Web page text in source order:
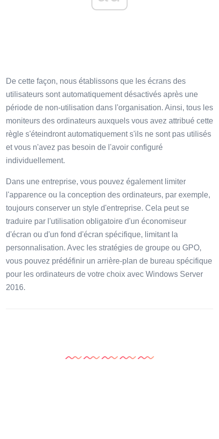
De cette façon, nous établissons que les écrans des
utilisateurs sont automatiquement désactivés après une
période de non-utilisation dans l'organisation. Ainsi, tous les
moniteurs des ordinateurs auxquels vous avez attribué cette
règle s'éteindront automatiquement s'ils ne sont pas utilisés
et vous n'avez pas besoin de l'avoir configuré
individuellement.
Dans une entreprise, vous pouvez également limiter
l'apparence ou la conception des ordinateurs, par exemple,
toujours conserver un style d'entreprise. Cela peut se
traduire par l'utilisation obligatoire d'un économiseur
d'écran ou d'un fond d'écran spécifique, limitant la
personnalisation. Avec les stratégies de groupe ou GPO,
vous pouvez prédéfinir un arrière-plan de bureau spécifique
pour les ordinateurs de votre choix avec Windows Server
2016.